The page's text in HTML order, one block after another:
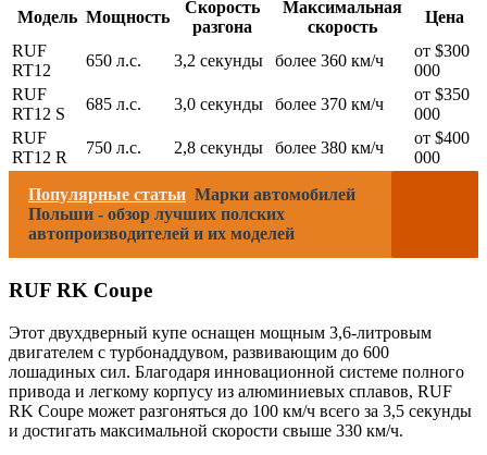
Модель Мощность
Скорость
разгона
Максимальная
скорость
Цена
RUF
RT12
650 л.с. 3,2 секунды более 360 км/ч
от $300
000
RUF
RT12 S
685 л.с. 3,0 секунды более 370 км/ч
от $350
000
RUF
RT12 R
750 л.с. 2,8 секунды более 380 км/ч
от $400
000
Популярные статьи Марки автомобилей
Польши - обзор лучших полских
автопроизводителей и их моделей
RUF RK Coupe
Этот двухдверный купе оснащен мощным 3,6-литровым
двигателем с турбонаддувом, развивающим до 600
лошадиных сил. Благодаря инновационной системе полного
привода и легкому корпусу из алюминиевых сплавов, RUF
RK Coupe может разгоняться до 100 км/ч всего за 3,5 секунды
и достигать максимальной скорости свыше 330 км/ч.